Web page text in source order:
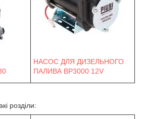
НАСОС ДЛЯ ДИЗЕЛЬНОГО
ПАЛИВА BP3000 12V
розділи: